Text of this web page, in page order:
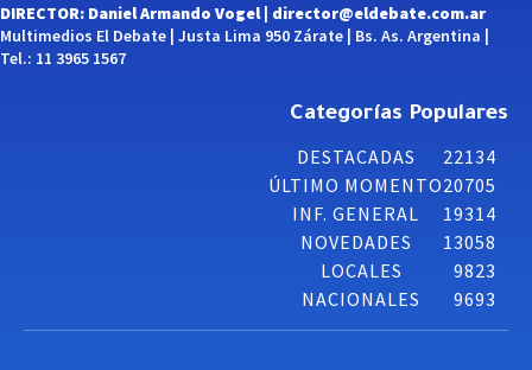
DIRECTOR: Daniel Armando Vogel | director@eldebate.com.ar
Multimedios El Debate | Justa Lima 950 Zárate | Bs. As. Argentina |
Tel.: 11 3965 1567
Categorías Populares
DESTACADAS
22134
ÚLTIMO MOMENTO20705
INF. GENERAL
19314
NOVEDADES
13058
LOCALES
9823
NACIONALES
9693